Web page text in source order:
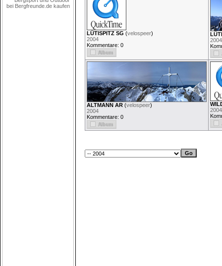
LÜTISPITZ SG (velospeer)
2004
Kommentare: 0
2004
ALTMANN AR (velospeer)
2004
Kommentare: 0
2004